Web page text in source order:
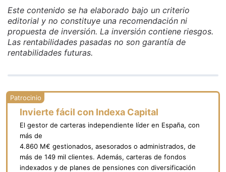
Este contenido se ha elaborado bajo un criterio
editorial y no constituye una recomendación ni
propuesta de inversión. La inversión contiene riesgos.
Las rentabilidades pasadas no son garantía de
rentabilidades futuras.
Invierte fácil con Indexa Capital
El gestor de carteras independiente líder en España, con
más de
4.860 M€ gestionados, asesorados o administrados, de
más de 149 mil clientes. Además, carteras de fondos
indexados y de planes de pensiones con diversificación